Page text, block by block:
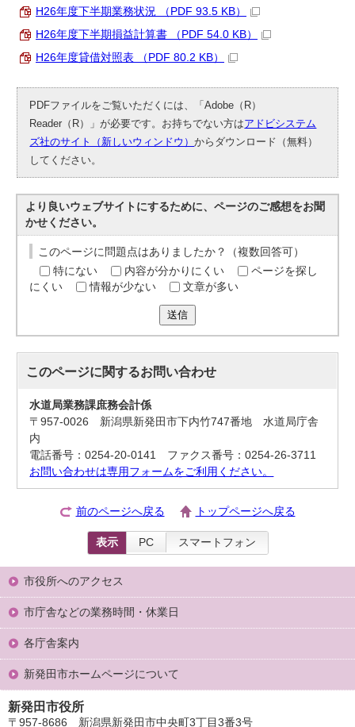
H26年度下半期業務状況 （PDF 93.5 KB）
H26年度下半期損益計算書 （PDF 54.0 KB）
H26年度貸借対照表 （PDF 80.2 KB）
PDFファイルをご覧いただくには、「Adobe（R）
Reader（R）」が必要です。お持ちでない方はアドビシステム
ズ社のサイト（新しいウィンドウ）からダウンロード（無料）
してください。
より良いウェブサイトにするために、ページのご感想をお聞
かせください。
このページに問題点はありましたか？（複数回答可）
特にない
内容が分かりにくい
ページを探し
にくい
情報が少ない 文章が多い
送信
このページに関するお問い合わせ
水道局業務課庶務会計係
〒957-0026 新潟県新発田市下内竹747番地 水道局庁舎
内
電話番号：0254-20-0141 ファクス番号：0254-26-3711
お問い合わせは専用フォームをご利用ください。
前のページへ戻る トップページへ戻る
表示 PC スマートフォン
市役所へのアクセス
市庁舎などの業務時間・休業日
各庁舎案内
新発田市ホームページについて
新発田市役所
〒957-8686 新潟県新発田市中央町3丁目3番3号